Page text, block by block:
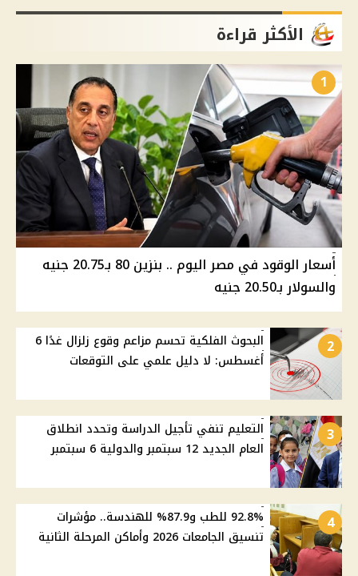
الأكثر قراءة
1
أسعار الوقود في مصر اليوم .. بنزين 80 بـ20.75 جنيه
والسولار بـ20.50 جنيه
2
البحوث الفلكية تحسم مزاعم وقوع زلزال غدًا 6
أغسطس: لا دليل علمي على التوقعات
3
التعليم تنفي تأجيل الدراسة وتحدد انطلاق
العام الجديد 12 سبتمبر والدولية 6 سبتمبر
4
92.8% للطب و87.9% للهندسة.. مؤشرات
تنسيق الجامعات 2026 وأماكن المرحلة الثانية